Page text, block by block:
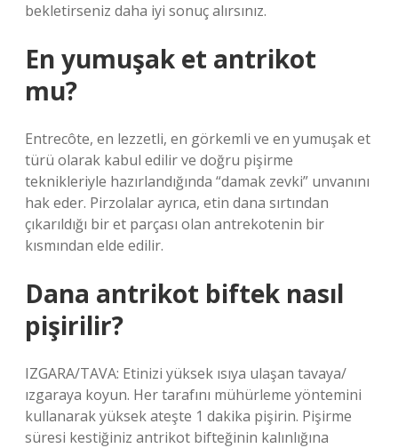
bekletirseniz daha iyi sonuç alırsınız.
En yumuşak et antrikot
mu?
Entrecôte, en lezzetli, en görkemli ve en yumuşak et
türü olarak kabul edilir ve doğru pişirme
teknikleriyle hazırlandığında “damak zevki” unvanını
hak eder. Pirzolalar ayrıca, etin dana sırtından
çıkarıldığı bir et parçası olan antrekotenin bir
kısmından elde edilir.
Dana antrikot biftek nasıl
pişirilir?
IZGARA/TAVA: Etinizi yüksek ısıya ulaşan tavaya/
ızgaraya koyun. Her tarafını mühürleme yöntemini
kullanarak yüksek ateşte 1 dakika pişirin. Pişirme
süresi kestiğiniz antrikot bifteğinin kalınlığına